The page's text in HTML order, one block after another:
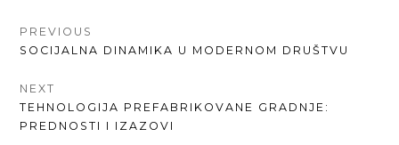
КРЕТАЊЕ
ЧЛАНКА
PREVIOUS
PREVIOUS
SOCIJALNA DINAMIKA U MODERNOM DRUŠTVU
NEXT
NEXT
POST:
TEHNOLOGIJA PREFABRIKOVANE GRADNJE:
PREDNOSTI I IZAZOVI